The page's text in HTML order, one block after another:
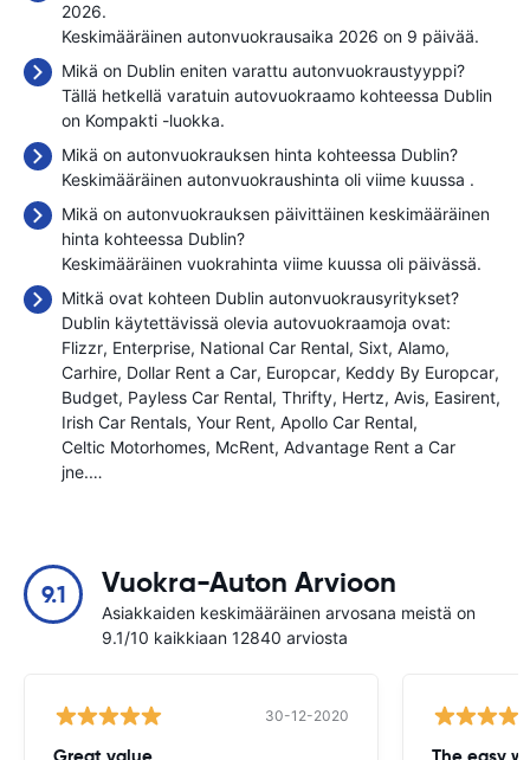
2026.
Keskimääräinen autonvuokrausaika 2026 on 9 päivää.
Mikä on Dublin eniten varattu autonvuokraustyyppi?
Tällä hetkellä varatuin autovuokraamo kohteessa Dublin
on Kompakti -luokka.
Mikä on autonvuokrauksen hinta kohteessa Dublin?
Keskimääräinen autonvuokraushinta oli viime kuussa .
Mikä on autonvuokrauksen päivittäinen keskimääräinen
hinta kohteessa Dublin?
Keskimääräinen vuokrahinta viime kuussa oli päivässä.
Mitkä ovat kohteen Dublin autonvuokrausyritykset?
Dublin käytettävissä olevia autovuokraamoja ovat:
Flizzr Enterprise National Car Rental Sixt Alamo
Carhire Dollar Rent a Car Europcar Keddy By Europcar
Budget Payless Car Rental Thrifty Hertz Avis Easirent
Irish Car Rentals Your Rent Apollo Car Rental
Celtic Motorhomes McRent Advantage Rent a Car
jne.…
9.1 Vuokra-Auton Arvioon
Asiakkaiden keskimääräinen arvosana meistä on
9.1/10 kaikkiaan 12840 arviosta
30-12-2020